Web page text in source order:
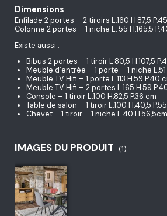
Dimensions
Enfilade 2 portes – 2 tiroirs L.160 H.87,5
Colonne 2 portes – 1 niche L. 55 H.165,5
Existe aussi :
Bibus 2 portes – 1 tiroir L.80,5 H.107,5
Meuble d’entrée – 1 porte – 1 niche L.51
Meuble TV Hifi – 1 porte L.113 H.59 P.40
Meuble TV Hifi – 2 portes L.165 H.59
Console – 1 tiroir L.100 H.82,5 P.36 cm
Table de salon – 1 tiroir L.100 H.40,5
Chevet – 1 tiroir – 1 niche L.40
IMAGES DU PRODUIT (1)